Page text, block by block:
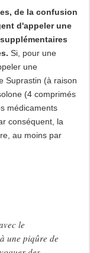
de la confusion
d'appeler une
Si, pour une
une
Suprastin (à raison
(4 comprimés
médicaments
conséquent, la
au moins par
le
une piqûre de